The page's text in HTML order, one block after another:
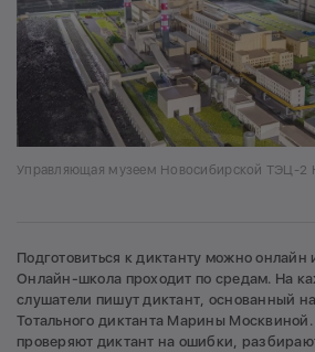
Управляющая музеем Новосибирской ТЭЦ-2
Подготовиться к диктанту можно онлайн
Онлайн-школа проходит по средам. На
слушатели пишут диктант, основанный
Тотального диктанта Марины Москвиной.
проверяют диктант на ошибки,